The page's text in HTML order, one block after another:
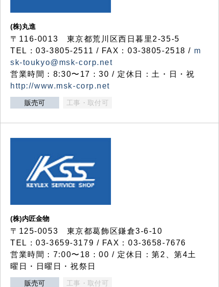
(株)丸進
〒116-0013 東京都荒川区西日暮里2-35-5
TEL：03-3805-2511 / FAX：03-3805-2518 / m
sk-toukyo@msk-corp.net
営業時間：8:30〜17：30 / 定休日：土・日・祝
http://www.msk-corp.net
販売可 工事・取付可
(株)内匠金物
〒125-0053 東京都葛飾区鎌倉3-6-10
TEL：03-3659-3179 / FAX：03-3658-7676
営業時間：7:00〜18：00 / 定休日：第2、第4土
曜日・日曜日・祝祭日
販売可 工事・取付可